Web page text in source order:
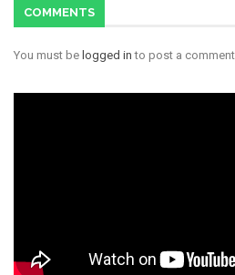
COMMENTS
You must be logged in to post a comment.